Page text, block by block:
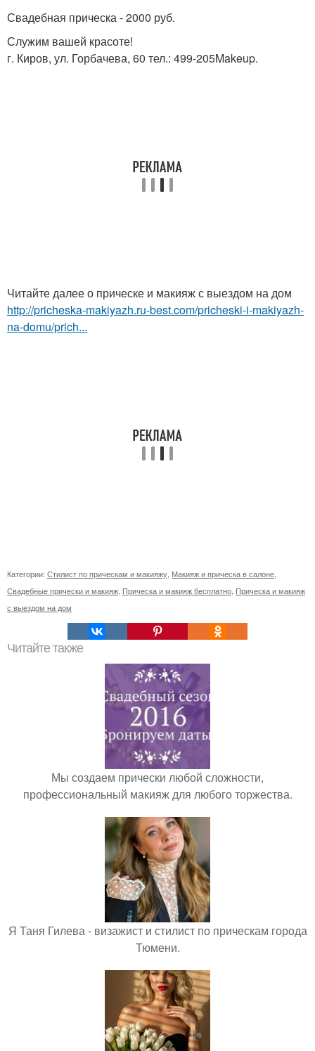
Свадебная прическа - 2000 руб.
Служим вашей красоте!
г. Киров, ул. Горбачева, 60 тел.: 499-205Makeup.
Читайте далее о прическе и макияж с выездом на дом
http://pricheska-makiyazh.ru-best.com/pricheski-i-makiyazh-
na-domu/prich...
Категории: Стилист по прическам и макияжу Макияж и прическа в салоне
Свадебные прически и макияж Прическа и макияж бесплатно Прическа и макияж
с выездом на дом
Читайте также
Мы создаем прически любой сложности,
профессиональный макияж для любого торжества.
Я Таня Гилева - визажист и стилист по прическам города
Тюмени.